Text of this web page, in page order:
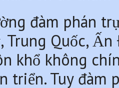
đàm phán
Trung Quốc,
khổ không
triển. Tuy đàm